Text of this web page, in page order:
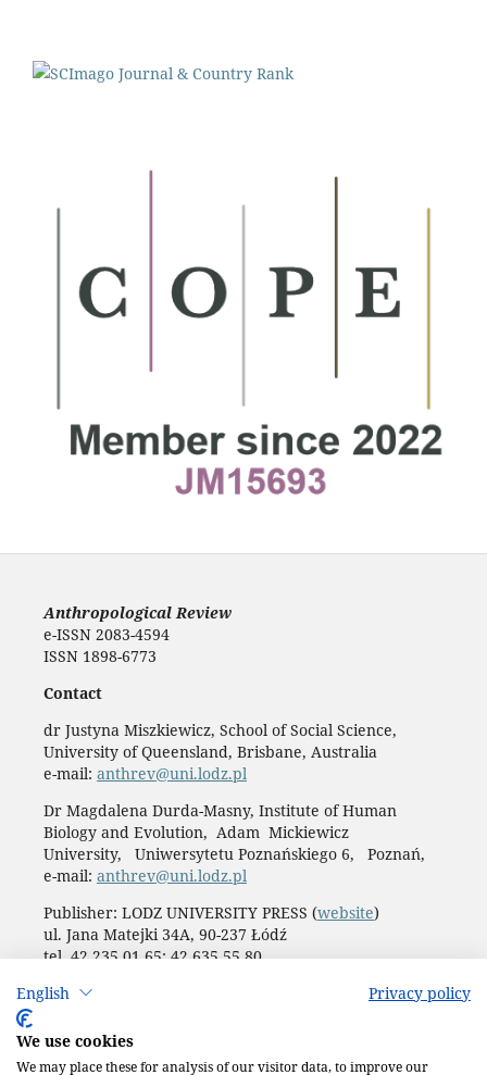
English Privacy policy
We use cookies
We may place these for analysis of our visitor data, to improve our
Anthropological Review
e-ISSN 2083-4594
ISSN 1898-6773
Contact
dr Justyna Miszkiewicz, School of Social Science,
University of Queensland, Brisbane, Australia
e-mail: anthrev@uni.lodz.pl
Dr Magdalena Durda-Masny, Institute of Human
Biology and Evolution, Adam Mickiewicz
University, Uniwersytetu Poznańskiego 6, Poznań,
e-mail: anthrev@uni.lodz.pl
Publisher: LODZ UNIVERSITY PRESS (website)
ul. Jana Matejki 34A, 90-237 Łódź
tel. 42 235 01 65; 42 635 55 80